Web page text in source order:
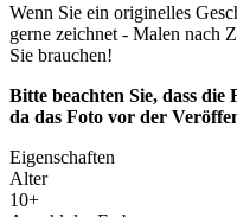
Wenn Sie ein originelles
gerne zeichnet - Malen nach
Sie brauchen!
Bitte beachten Sie, dass
da das Foto vor der
Eigenschaften
Alter
10+